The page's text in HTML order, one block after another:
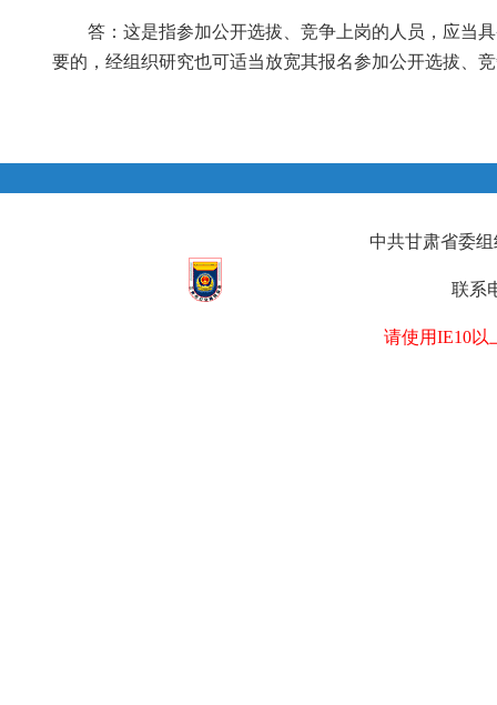
答：这是指参加公开选拔、竞争上岗的人员，应当
要的，经组织研究也可适当放宽其报名参加公开选拔、
中共甘肃省委
联系
请使用IE10以